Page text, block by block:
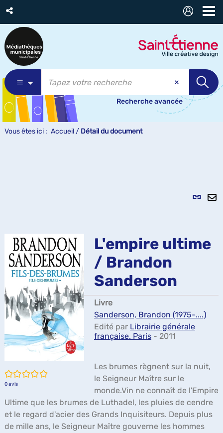
Recherche avancée
Vous êtes ici : Accueil / Détail du document
Lien
/5
0avis
L'empire ultime
/ Brandon
Sanderson
Livre
Sanderson, Brandon (1975-....)
Edité par Librairie générale
française. Paris - 2011
Les brumes règnent sur la nuit,
le Seigneur Maître sur le
monde.Vin ne connaît de l'Empire
Ultime que les brumes de Luthadel, les pluies de cendre
et le regard d'acier des Grands Inquisiteurs. Depuis plus
de mille ans, le Seigneur Maître gouverne les hommes